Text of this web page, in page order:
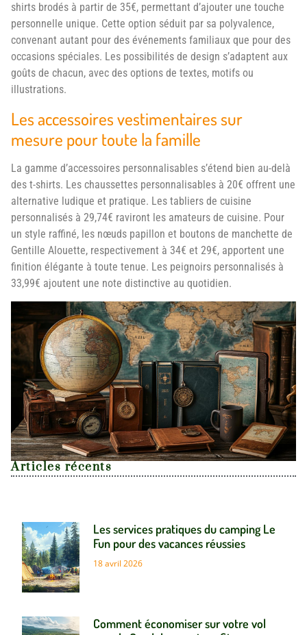
shirts brodés à partir de 35€, permettant d’ajouter une touche
personnelle unique. Cette option séduit par sa polyvalence,
convenant autant pour des événements familiaux que pour des
occasions spéciales. Les possibilités de design s’adaptent aux
goûts de chacun, avec des options de textes, motifs ou
illustrations.
Les accessoires vestimentaires sur
mesure pour toute la famille
La gamme d’accessoires personnalisables s’étend bien au-delà
des t-shirts. Les chaussettes personnalisables à 20€ offrent une
alternative ludique et pratique. Les tabliers de cuisine
personnalisés à 29,74€ raviront les amateurs de cuisine. Pour
un style raffiné, les nœuds papillon et boutons de manchette de
Gentille Alouette, respectivement à 34€ et 29€, apportent une
finition élégante à toute tenue. Les peignoirs personnalisés à
33,99€ ajoutent une note distinctive au quotidien.
Articles récents
Les services pratiques du camping Le
Fun pour des vacances réussies
18 avril 2026
Comment économiser sur votre vol